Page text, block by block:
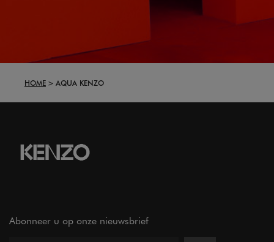
HOME AQUA KENZO
Abonneer u op onze nieuwsbrief